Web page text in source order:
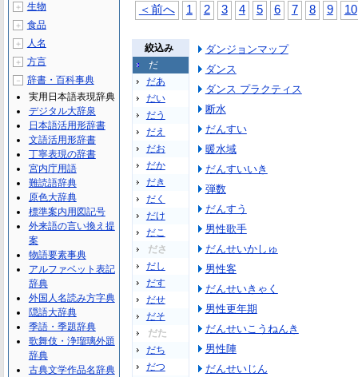
＜前へ 1 2 3 4 5 6 7 8 9 10
絞込み
だ
だあ
だい
だう
だえ
だお
だか
だき
だく
だけ
だこ
ださ
だし
だす
だせ
だそ
だた
だち
だつ
ダンジョンマップ
ダンス
ダンス プラクティス
断水
だんすい
暖水域
だんすいいき
弾数
だんすう
男性歌手
だんせいかしゅ
男性客
だんせいきゃく
男性更年期
だんせいこうねんき
男性陣
だんせいじん
＋ 生物
＋ 食品
＋ 人名
＋ 方言
－
辞書・百科事典
実用日本語表現辞典
デジタル大辞泉
日本語活用形辞書
文語活用形辞書
丁寧表現の辞書
宮内庁用語
難読語辞典
原色大辞典
標準案内用図記号
外来語の言い換え提
案
物語要素事典
アルファベット表記
辞典
外国人名読み方字典
隠語大辞典
季語・季題辞典
歌舞伎・浄瑠璃外題
辞典
古典文学作品名辞典